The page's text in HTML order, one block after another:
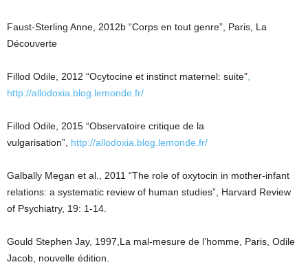
Faust-Sterling Anne, 2012b “Corps en tout genre”, Paris, La
Découverte
Fillod Odile, 2012 “Ocytocine et instinct maternel: suite”
http://allodoxia.blog.lemonde.fr/
Fillod Odile, 2015 “Observatoire critique de la
vulgarisation”, http://allodoxia.blog.lemonde.fr/
Galbally Megan et al., 2011 “The role of oxytocin in mother-infant
relations: a systematic review of human studies”, Harvard Review
of Psychiatry, 19: 1-14.
Gould Stephen Jay, 1997,La mal-mesure de l’homme, Paris, Odile
Jacob, nouvelle édition.